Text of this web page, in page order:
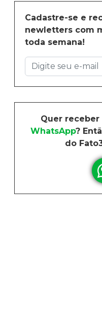
Cadastre-se e
newletters com
toda semana!
Quer
WhatsApp?
do